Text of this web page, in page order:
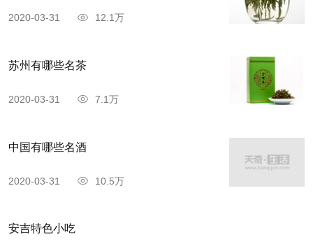
马边绿茶因其独特的制作工艺，保留了鲜叶内的天
上，叶绿素保留50%左右，维生素损失较少，从而
形成了绿茶清汤绿叶，滋味收敛性强的特点。
2020-03-31 12.1万
苏州有哪些名茶
2020-03-31 7.1万
中国有哪些名酒
2020-03-31 10.5万
安吉特色小吃